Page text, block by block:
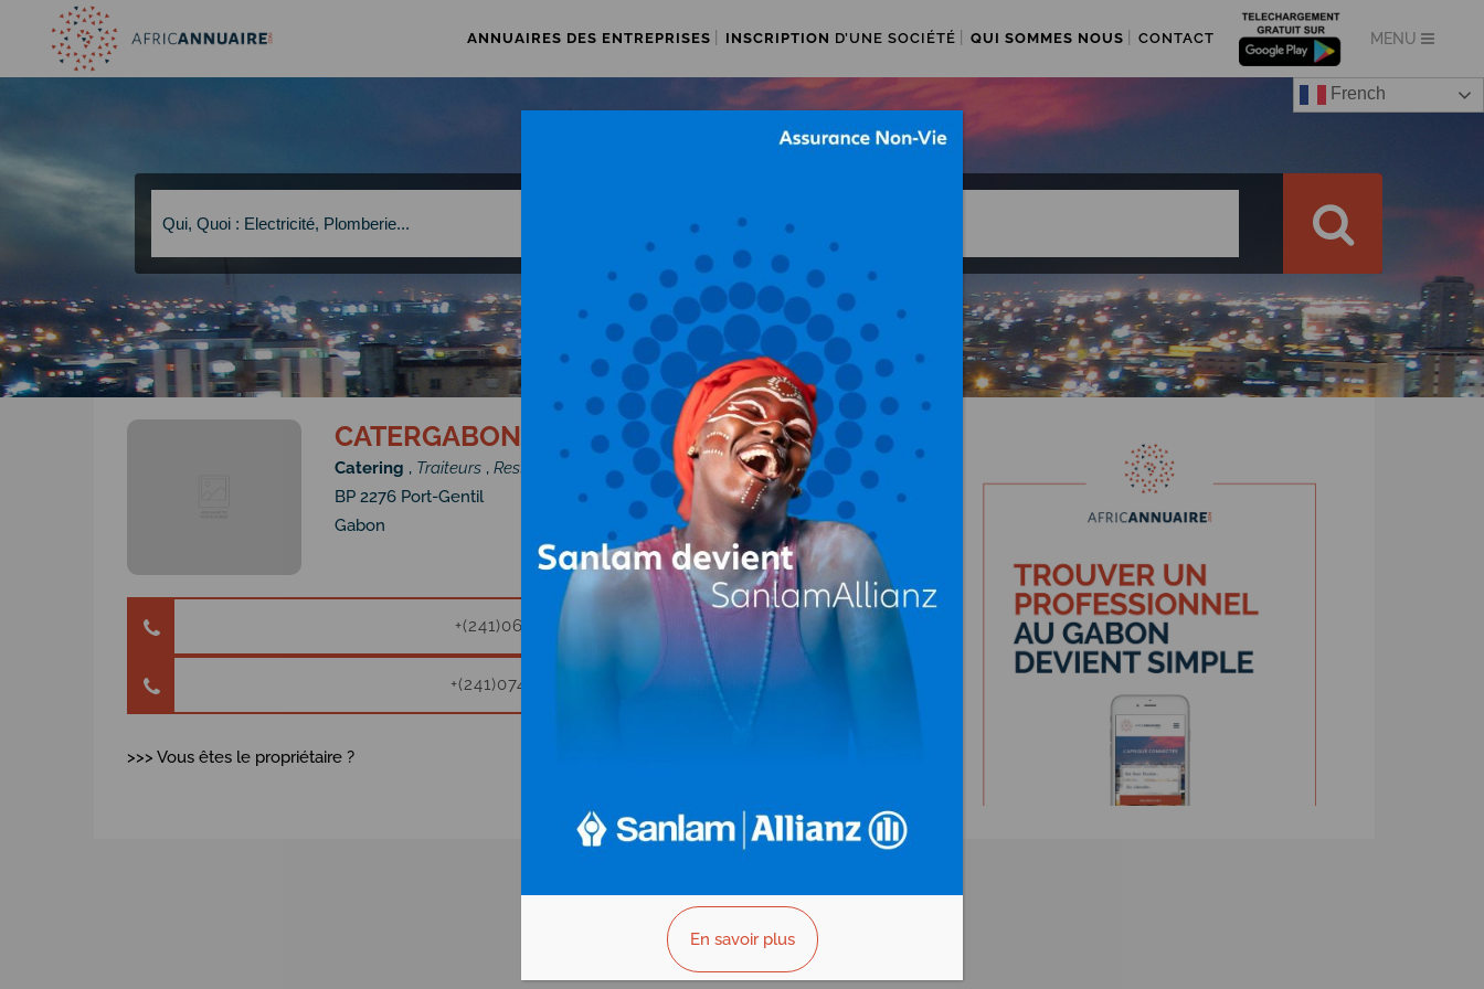
ANNUAIRES DES ENTREPRISES INSCRIPTION D’UNE SOCIÉTÉ QUI SOMMES NOUS CONTACT
CATERGABON
Catering , Traiteurs, Restauration d'entreprise
BP 2276 Port-Gentil
Gabon
+(241)062 761 931
+(241)074 88 70 44
>>> Vous êtes le propriétaire ?
French
En savoir plus